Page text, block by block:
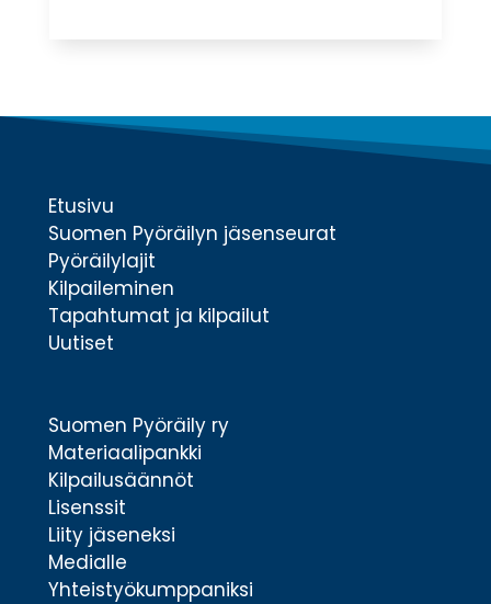
Etusivu
Suomen Pyöräilyn jäsenseurat
Pyöräilylajit
Kilpaileminen
Tapahtumat ja kilpailut
Uutiset
Suomen Pyöräily ry
Materiaalipankki
Kilpailusäännöt
Lisenssit
Liity jäseneksi
Medialle
Yhteistyökumppaniksi